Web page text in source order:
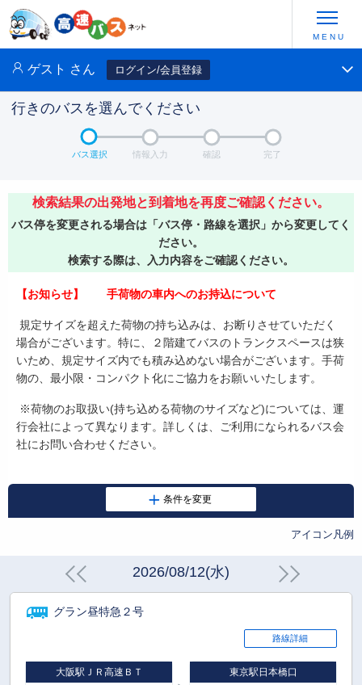
ゲスト さん ログイン/会員登録
行きのバスを選んでください
バス選択 情報入力 確認 完了
検索結果の出発地と到着地を再度ご確認ください。
バス停を変更される場合は「バス停・路線を選択」から変更してく
ださい。
検索する際は、入力内容をご確認ください。
【お知らせ】 手荷物の車内へのお持込について
規定サイズを超えた荷物の持ち込みは、お断りさせていただく
場合がございます。特に、２階建てバスのトランクスペースは狭
いため、規定サイズ内でも積み込めない場合がございます。手荷
物の、最小限・コンパクト化にご協力をお願いいたします。
※荷物のお取扱い(持ち込める荷物のサイズなど)については、運
行会社によって異なります。詳しくは、ご利用になられるバス会
社にお問い合わせください。
アイコン凡例
2026/08/12(水)
グラン昼特急２号
路線詳細
大阪駅ＪＲ高速ＢＴ 東京駅日本橋口